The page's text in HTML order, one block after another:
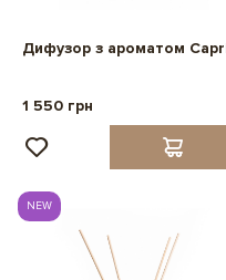
Дифузор з ароматом
1 550 грн
NEW